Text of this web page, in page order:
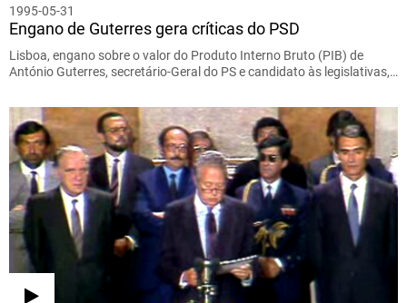
1995-05-31
Engano de Guterres gera críticas do PSD
Lisboa, engano sobre o valor do Produto Interno Bruto (PIB) de
António Guterres, secretário-Geral do PS e candidato às legislativas,…